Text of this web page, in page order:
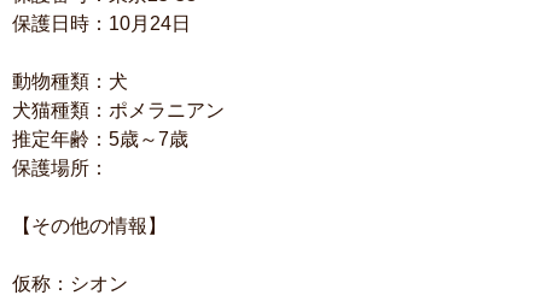
保護日時：10月24日
動物種類：犬
犬猫種類：ポメラニアン
推定年齢：5歳～7歳
保護場所：
【その他の情報】
仮称：シオン